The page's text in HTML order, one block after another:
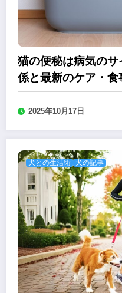
猫の便秘は病気の
係と最新のケア・食
2025年10月17日
犬との生活術 犬の記事